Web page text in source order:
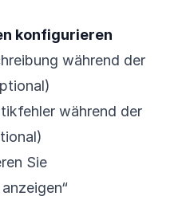
konfigurieren
während der
während der
Sie